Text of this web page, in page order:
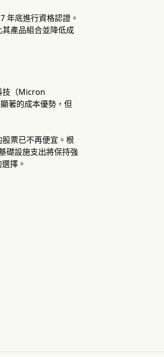
年底進行資格認證。
產品組合並降低成
技（Micron
著的成本優勢，但
票已不再便宜。根
礎設施支出將保持強
擇。